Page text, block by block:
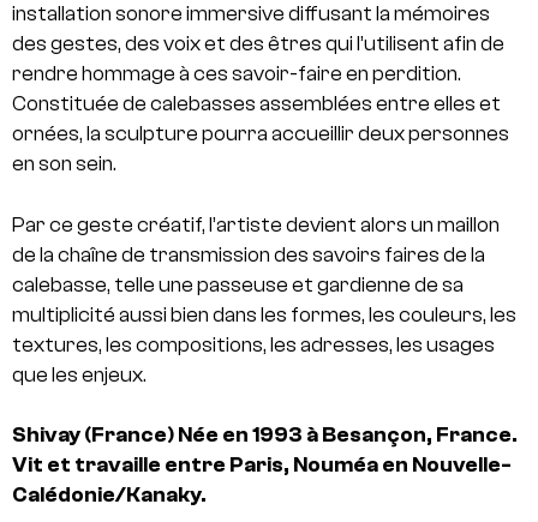
installation sonore immersive diffusant la mémoires
des gestes, des voix et des êtres qui l’utilisent afin de
rendre hommage à ces savoir-faire en perdition.
Constituée de calebasses assemblées entre elles et
ornées, la sculpture pourra accueillir deux personnes
en son sein.
Par ce geste créatif, l’artiste devient alors un maillon
de la chaîne de transmission des savoirs faires de la
calebasse, telle une passeuse et gardienne de sa
multiplicité aussi bien dans les formes, les couleurs, les
textures, les compositions, les adresses, les usages
que les enjeux.
Shivay (France) Née en 1993 à Besançon, France.
Vit et travaille entre Paris, Nouméa en Nouvelle-
Calédonie/Kanaky.